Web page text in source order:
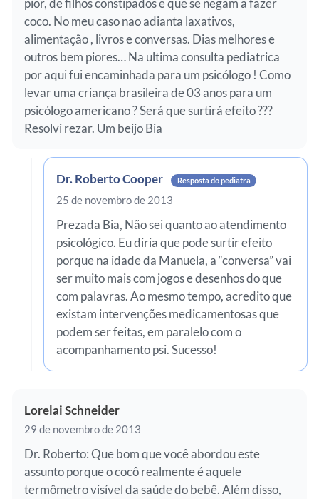
coco. No meu caso nao adianta laxativos,
alimentação , livros e conversas. Dias melhores e
outros bem piores… Na ultima consulta pediatrica
por aqui fui encaminhada para um psicólogo ! Como
levar uma criança brasileira de 03 anos para um
psicólogo americano ? Será que surtirá efeito ???
Resolvi rezar. Um beijo Bia
Dr. Roberto Cooper Resposta do pediatra
25 de novembro de 2013
Prezada Bia, Não sei quanto ao atendimento
psicológico. Eu diria que pode surtir efeito
porque na idade da Manuela, a “conversa” vai
ser muito mais com jogos e desenhos do que
com palavras. Ao mesmo tempo, acredito que
existam intervenções medicamentosas que
podem ser feitas, em paralelo com o
acompanhamento psi. Sucesso!
Lorelai Schneider
29 de novembro de 2013
Dr. Roberto: Que bom que você abordou este
assunto porque o cocô realmente é aquele
termômetro visível da saúde do bebê. Além disso,